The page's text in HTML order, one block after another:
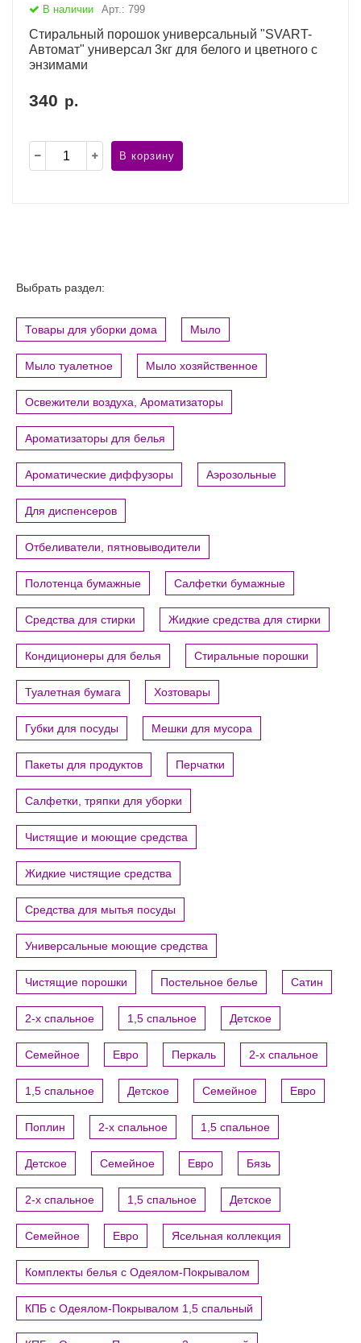
В наличии Арт.: 799
Стиральный порошок универсальный "SVART-
Автомат" универсал 3кг для белого и цветного с
энзимами
340 р.
В корзину
Выбрать раздел:
Товары для уборки дома Мыло
Мыло туалетное Мыло хозяйственное
Освежители воздуха, Ароматизаторы
Ароматизаторы для белья
Ароматические диффузоры Аэрозольные
Для диспенсеров
Отбеливатели, пятновыводители
Полотенца бумажные Салфетки бумажные
Средства для стирки Жидкие средства для стирки
Кондиционеры для белья Стиральные порошки
Туалетная бумага Хозтовары
Губки для посуды Мешки для мусора
Пакеты для продуктов Перчатки
Салфетки, тряпки для уборки
Чистящие и моющие средства
Жидкие чистящие средства
Средства для мытья посуды
Универсальные моющие средства
Чистящие порошки Постельное белье Сатин
2-х спальное 1,5 спальное Детское
Семейное Евро Перкаль 2-х спальное
1,5 спальное Детское Семейное Евро
Поплин 2-х спальное 1,5 спальное
Детское Семейное Евро Бязь
2-х спальное 1,5 спальное Детское
Семейное Евро Ясельная коллекция
Комплекты белья с Одеялом-Покрывалом
КПБ с Одеялом-Покрывалом 1,5 спальный